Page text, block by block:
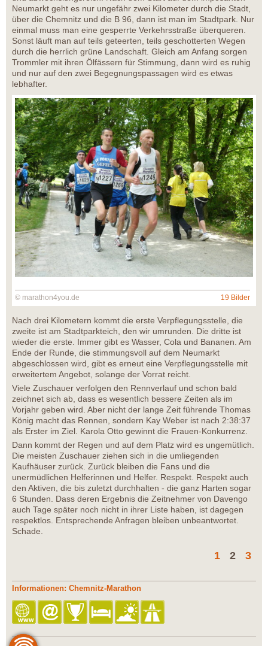
Neumarkt geht es nur ungefähr zwei Kilometer durch die Stadt,
über die Chemnitz und die B 96, dann ist man im Stadtpark. Nur
einmal muss man eine gesperrte Verkehrsstraße überqueren.
Sonst läuft man auf teils geteerten, teils geschotterten Wegen
durch die herrlich grüne Landschaft. Gleich am Anfang sorgen
Trommler mit ihren Ölfässern für Stimmung, dann wird es ruhig
und nur auf den zwei Begegnungspassagen wird es etwas
lebhafter.
© marathon4you.de 19 Bilder
Nach drei Kilometern kommt die erste Verpflegungsstelle, die
zweite ist am Stadtparkteich, den wir umrunden. Die dritte ist
wieder die erste. Immer gibt es Wasser, Cola und Bananen. Am
Ende der Runde, die stimmungsvoll auf dem Neumarkt
abgeschlossen wird, gibt es erneut eine Verpflegungsstelle mit
erweitertem Angebot, solange der Vorrat reicht.
Viele Zuschauer verfolgen den Rennverlauf und schon bald
zeichnet sich ab, dass es wesentlich bessere Zeiten als im
Vorjahr geben wird. Aber nicht der lange Zeit führende Thomas
König macht das Rennen, sondern Kay Weber ist nach 2:38:37
als Erster im Ziel. Karola Otto gewinnt die Frauen-Konkurrenz.
Dann kommt der Regen und auf dem Platz wird es ungemütlich.
Die meisten Zuschauer ziehen sich in die umliegenden
Kaufhäuser zurück. Zurück bleiben die Fans und die
unermüdlichen Helferinnen und Helfer. Respekt. Respekt auch
den Aktiven, die bis zuletzt durchhalten - die ganz Harten sogar
6 Stunden. Dass deren Ergebnis die Zeitnehmer von Davengo
auch Tage später noch nicht in ihrer Liste haben, ist dagegen
respektlos. Entsprechende Anfragen bleiben unbeantwortet.
Schade.
1 2 3
Informationen: Chemnitz-Marathon